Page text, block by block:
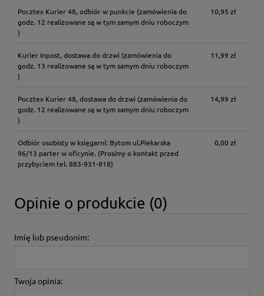
Pocztex Kurier 48, odbiór w punkcie (zamówienia do
godz. 12 realizowane są w tym samym dniu roboczym
)
10,95 zł
Kurier Inpost, dostawa do drzwi (zamówienia do
godz. 13 realizowane są w tym samym dniu roboczym
)
11,99 zł
Pocztex Kurier 48, dostawa do drzwi (zamówienia do
godz. 12 realizowane są w tym samym dniu roboczym
)
14,99 zł
Odbiór osobisty w księgarni: Bytom ul.Piekarska
96/13 parter w oficynie. (Prosimy o kontakt przed
przybyciem tel. 883-931-818)
0,00 zł
Opinie o produkcie (0)
Imię lub pseudonim:
Twoja opinia: